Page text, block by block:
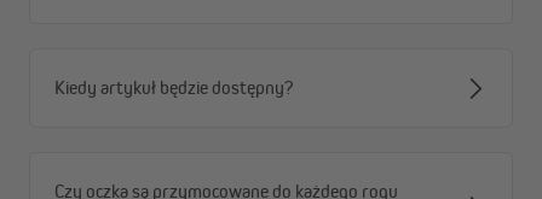
Kiedy artykuł będzie dostępny?
Czy oczka są przymocowane do każdego rogu